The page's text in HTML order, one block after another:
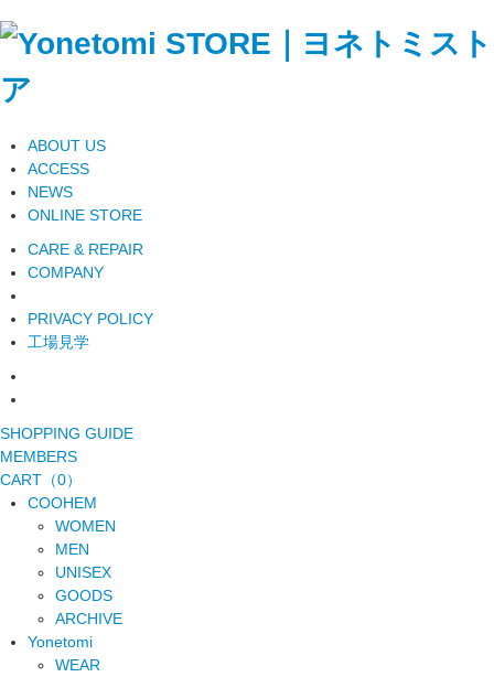
ABOUT US
ACCESS
NEWS
ONLINE STORE
CARE & REPAIR
COMPANY
PRIVACY POLICY
工場見学
SHOPPING GUIDE
MEMBERS
CART（0）
COOHEM
WOMEN
MEN
UNISEX
GOODS
ARCHIVE
Yonetomi
WEAR